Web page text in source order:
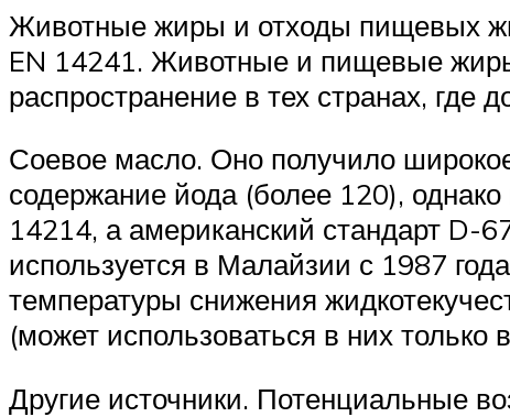
Животные жиры и отходы пищевых
EN 14241. Животные и пищевые
распространение в тех странах,
Соевое масло. Оно получило
содержание йода (более 120), однако
14214, а американский стандарт D-
используется в Малайзии с 1987 года
температуры снижения
(может использоваться в них
Другие источники. Потенциальные